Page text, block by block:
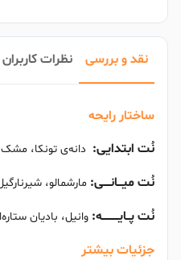
نقد و بررسی نظرات کاربران
ساختار رایحه
نُت ابتدایی: دانه‌ی تونکا، مشک
نُت میـــانــــی: مارشمالو،
نُت پــایــــــــــه: وانیل، بادیان
جزئیات بیشتر